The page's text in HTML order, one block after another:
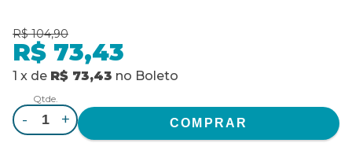
R$ 104,90
R$ 73,43
1 x de R$ 73,43 no Boleto
Qtde.
- +